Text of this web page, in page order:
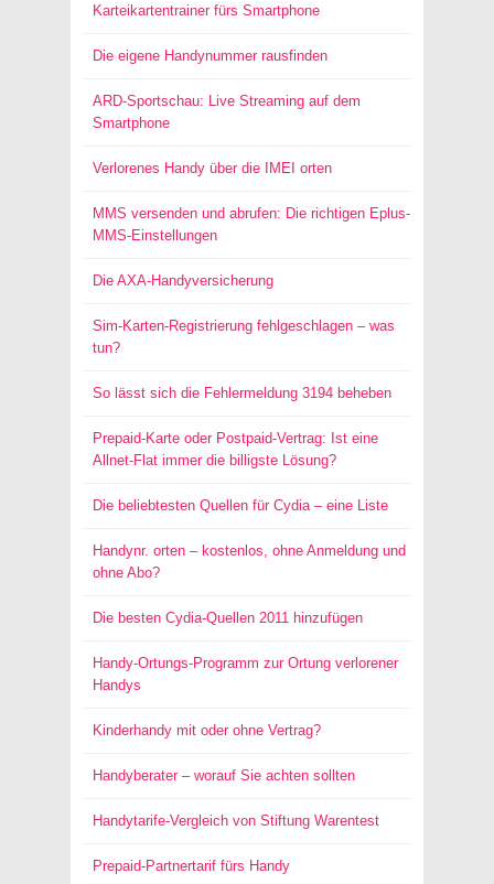
Karteikartentrainer fürs Smartphone
Die eigene Handynummer rausfinden
ARD-Sportschau: Live Streaming auf dem
Smartphone
Verlorenes Handy über die IMEI orten
MMS versenden und abrufen: Die richtigen Eplus-
MMS-Einstellungen
Die AXA-Handyversicherung
Sim-Karten-Registrierung fehlgeschlagen – was
tun?
So lässt sich die Fehlermeldung 3194 beheben
Prepaid-Karte oder Postpaid-Vertrag: Ist eine
Allnet-Flat immer die billigste Lösung?
Die beliebtesten Quellen für Cydia – eine Liste
Handynr. orten – kostenlos, ohne Anmeldung und
ohne Abo?
Die besten Cydia-Quellen 2011 hinzufügen
Handy-Ortungs-Programm zur Ortung verlorener
Handys
Kinderhandy mit oder ohne Vertrag?
Handyberater – worauf Sie achten sollten
Handytarife-Vergleich von Stiftung Warentest
Prepaid-Partnertarif fürs Handy